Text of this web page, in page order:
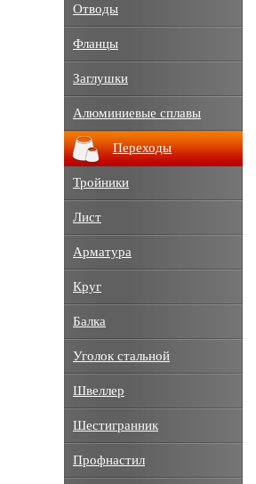
Отводы
Фланцы
Заглушки
Алюминиевые сплавы
Переходы
Тройники
Лист
Арматура
Круг
Балка
Уголок стальной
Швеллер
Шестигранник
Профнастил